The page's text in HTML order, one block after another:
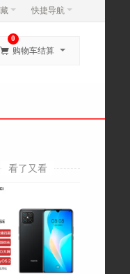
快捷导航
 购物车结算
0
看了又看